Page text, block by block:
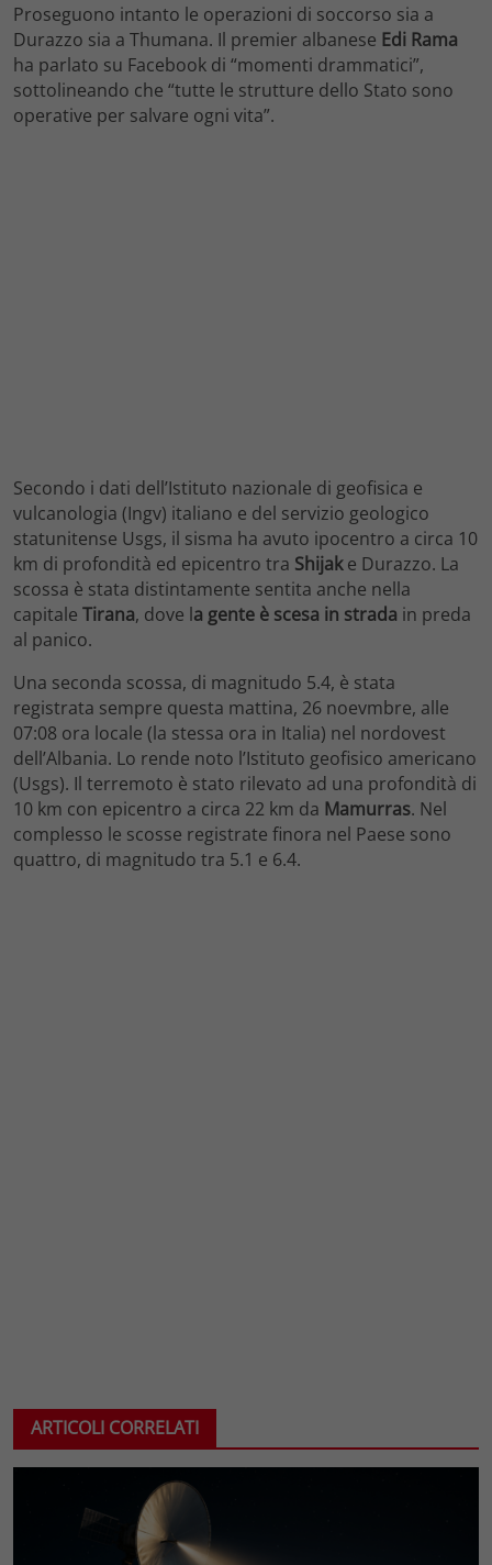
Proseguono intanto le operazioni di soccorso sia a
Durazzo sia a Thumana. Il premier albanese Edi Rama
ha parlato su Facebook di “momenti drammatici”,
sottolineando che “tutte le strutture dello Stato sono
operative per salvare ogni vita”.
Secondo i dati dell’Istituto nazionale di geofisica e
vulcanologia (Ingv) italiano e del servizio geologico
statunitense Usgs, il sisma ha avuto ipocentro a circa 10
km di profondità ed epicentro tra Shijake Durazzo. La
scossa è stata distintamente sentita anche nella
capitale Tirana, dove la gente è scesa in strada in preda
al panico.
Una seconda scossa, di magnitudo 5.4, è stata
registrata sempre questa mattina, 26 noevmbre, alle
07:08 ora locale (la stessa ora in Italia) nel nordovest
dell’Albania. Lo rende noto l’Istituto geofisico americano
(Usgs). Il terremoto è stato rilevato ad una profondità di
10 km con epicentro a circa 22 km da Mamurras. Nel
complesso le scosse registrate finora nel Paese sono
quattro, di magnitudo tra 5.1 e 6.4.
ARTICOLI CORRELATI